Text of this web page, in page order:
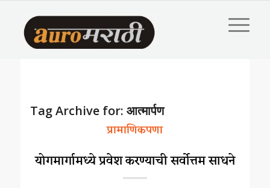
Tag Archive for: आत्मार्पण
प्रामाणिकपणा
योगमार्गामध्ये प्रवेश करण्याची सर्वोत्तम साधने